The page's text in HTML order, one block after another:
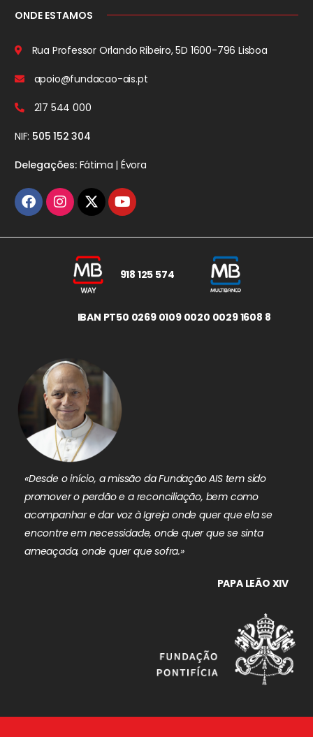
ONDE ESTAMOS
Rua Professor Orlando Ribeiro, 5D 1600-796 Lisboa
apoio@fundacao-ais.pt
217 544 000
NIF: 505 152 304
Delegações:Fátima | Évora
918 125 574
IBAN PT50 0269 0109 0020 0029 1608 8
«Desde o início, a missão da Fundação AIS tem sido
promover o perdão e a reconciliação, bem como
acompanhar e dar voz à Igreja onde quer que ela se
encontre em necessidade, onde quer que se sinta
ameaçada, onde quer que sofra.»
PAPA LEÃO XIV